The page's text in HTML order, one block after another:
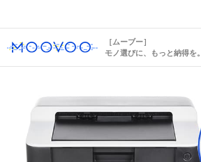
［ムーブー］
モノ選びに、もっと納得を。